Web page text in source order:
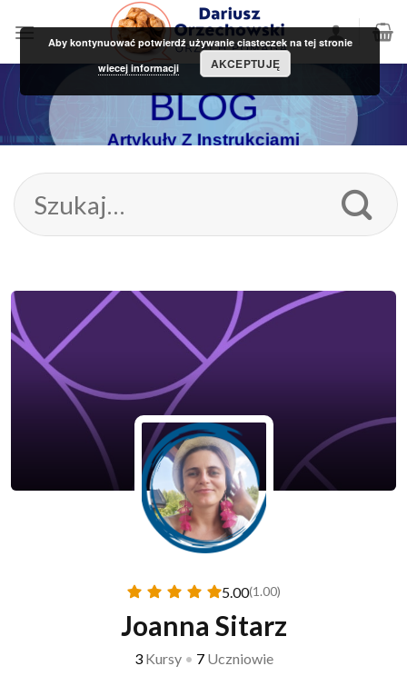
BLOG
Artykuły Z Instrukcjami
Szukaj:
5.00(1.00)
Joanna Sitarz
3Kursy • 7Uczniowie
Aby kontynuować potwierdź używanie ciasteczek na tej stronie
wiecej informacji
AKCEPTUJĘ